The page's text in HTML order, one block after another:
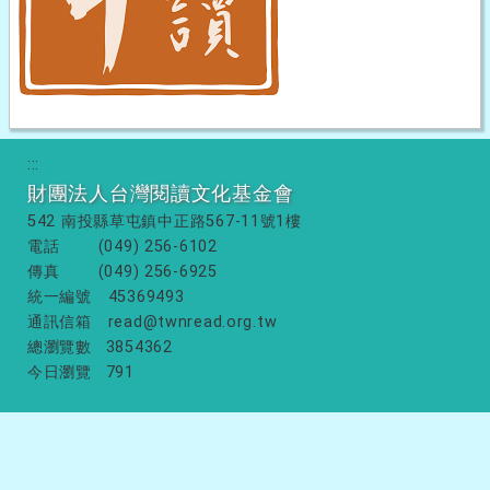
:::
財團法人台灣閱讀文化基金會
542 南投縣草屯鎮中正路567-11號1樓
電話
(049) 256-6102
傳真
(049) 256-6925
統一編號
45369493
通訊信箱
read@twnread.org.tw
總瀏覽數
3854362
今日瀏覽
791